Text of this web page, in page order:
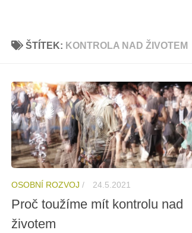
ŠTÍTEK: KONTROLA NAD ŽIVOTEM
OSOBNÍ ROZVOJ / 24.5.2021
Proč toužíme mít kontrolu nad
životem